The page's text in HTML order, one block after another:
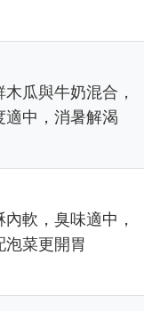
木瓜與牛奶混合，
適中，消暑解渴
內軟，臭味適中，
泡菜更開胃